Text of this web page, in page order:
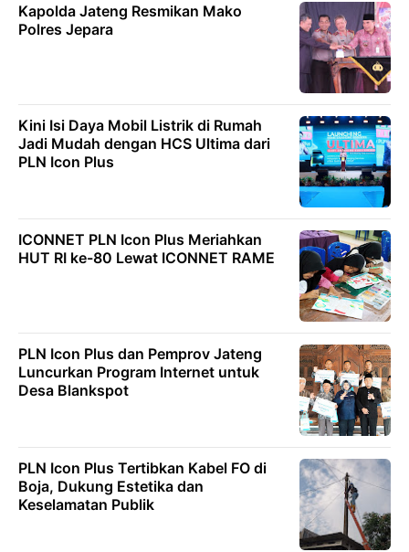
Kapolda Jateng Resmikan Mako
Polres Jepara
Kini Isi Daya Mobil Listrik di Rumah
Jadi Mudah dengan HCS Ultima dari
PLN Icon Plus
ICONNET PLN Icon Plus Meriahkan
HUT RI ke-80 Lewat ICONNET RAME
PLN Icon Plus dan Pemprov Jateng
Luncurkan Program Internet untuk
Desa Blankspot
PLN Icon Plus Tertibkan Kabel FO di
Boja, Dukung Estetika dan
Keselamatan Publik